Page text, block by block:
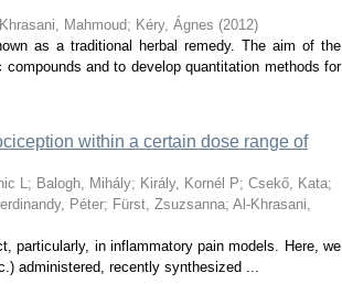
Mahmoud; Kéry, Ágnes (2012)
as a traditional herbal remedy. The aim of the
and to develop quantitation methods for
within a certain dose range of
L; Balogh, Mihály; Király, Kornél P; Csekő, Kata;
Péter; Fürst, Zsuzsanna; Al-Khrasani,
particularly, in inflammatory pain models. Here, we
administered, recently synthesized ...